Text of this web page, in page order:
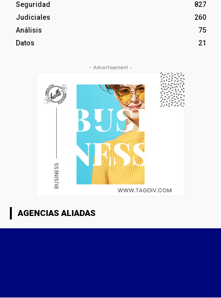
Seguridad
827
Judiciales
260
Análisis
75
Datos
21
- Advertisement -
AGENCIAS ALIADAS